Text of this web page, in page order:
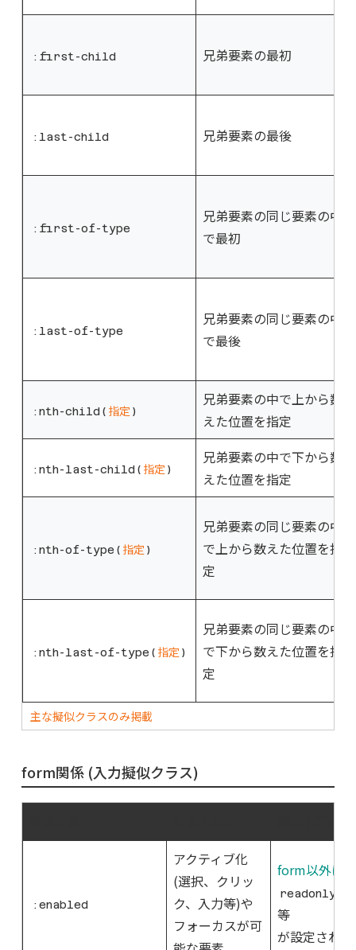
:first-child 兄弟要素の最初
:last-child 兄弟要素の最後
:first-of-type
兄弟要素の同じ要素の中
で最初
:last-of-type
兄弟要素の同じ要素の中
で最後
:nth-child( 指定 )
兄弟要素の中で上から数
えた位置を指定
:nth-last-child( 指定 )
兄弟要素の中で下から数
えた位置を指定
:nth-of-type( 指定 )
兄弟要素の同じ要素の中
で上から数えた位置を指
定
:nth-last-of-type( 指定 )
兄弟要素の同じ要素の中
で下から数えた位置を指
定
主な擬似クラスのみ掲載
form関係 (入力擬似クラス)
:enabled
アクティブ化
(選択、クリッ
ク、入力等)や
フォーカスが可
form以外に
readonly,
等
が設定され